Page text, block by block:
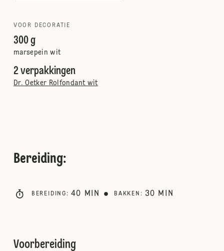
VOOR DECORATIE
300 g
marsepein wit
2 verpakkingen
Dr. Oetker Rolfondant wit
Bereiding:
BEREIDING : 40 MIN BAKKEN : 30 MIN
Voorbereiding